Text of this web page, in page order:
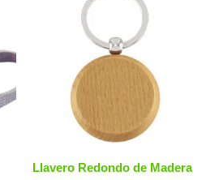
Llavero Redondo de Madera